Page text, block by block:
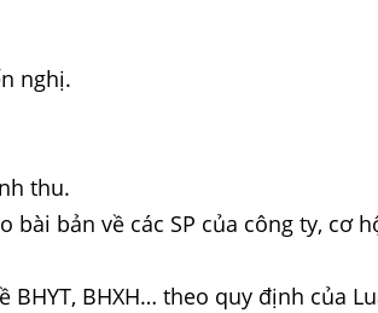
nghị.
thu.
bản về các SP của công ty, cơ
BHXH… theo quy định của